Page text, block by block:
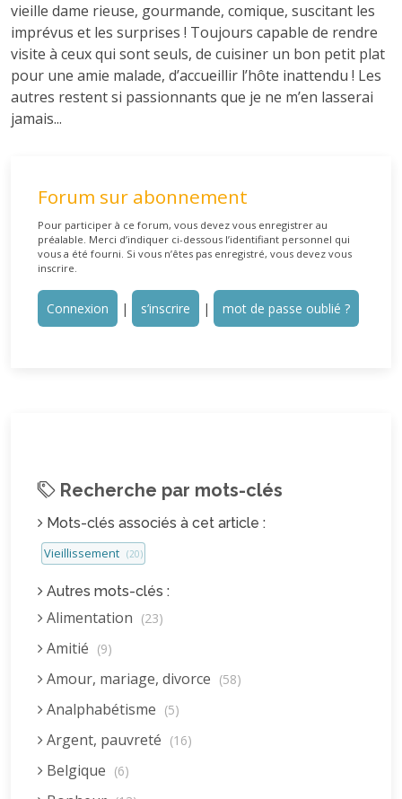
vieille dame rieuse, gourmande, comique, suscitant les
imprévus et les surprises ! Toujours capable de rendre
visite à ceux qui sont seuls, de cuisiner un bon petit plat
pour une amie malade, d’accueillir l’hôte inattendu ! Les
autres restent si passionnants que je ne m’en lasserai
jamais...
Forum sur abonnement
Pour participer à ce forum, vous devez vous enregistrer au
préalable. Merci d’indiquer ci-dessous l’identifiant personnel qui
vous a été fourni. Si vous n’êtes pas enregistré, vous devez vous
inscrire.
Connexion | s’inscrire | mot de passe oublié ?
Recherche par mots-clés
Mots-clés associés à cet article :
Vieillissement (20)
Autres mots-clés :
Alimentation (23)
Amitié (9)
Amour, mariage, divorce (58)
Analphabétisme (5)
Argent, pauvreté (16)
Belgique (6)